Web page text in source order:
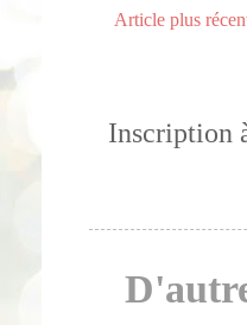
Article plus
Inscription